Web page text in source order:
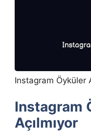
Instagram Öyküler
Instagram
Açılmıyor